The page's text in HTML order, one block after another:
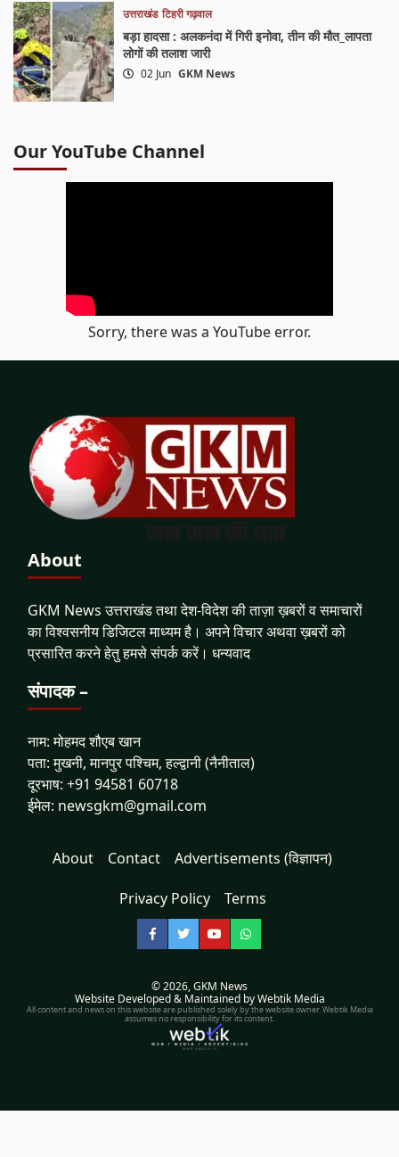
उत्तराखंड टिहरी गढ़वाल
बड़ा हादसा : अलकनंदा में गिरी इनोवा, तीन की मौत_लापता
लोगों की तलाश जारी
02 Jun GKM News
Our YouTube Channel
Sorry, there was a YouTube error.
About
GKM News उत्तराखंड तथा देश-विदेश की ताज़ा ख़बरों व समाचारों
का विश्वसनीय डिजिटल माध्यम है। अपने विचार अथवा ख़बरों को
प्रसारित करने हेतु हमसे संपर्क करें। धन्यवाद
संपादक –
नाम: मोहमद शौएब खान
पता: मुखनी, मानपुर पश्चिम, हल्द्वानी (नैनीताल)
दूरभाष: +91 94581 60718
ईमेल: newsgkm@gmail.com
About Contact Advertisements (विज्ञापन)
Privacy Policy Terms
Facebook
TwitterYouTubeWhatsApp
© 2026,GKM News
Website Developed & Maintained by Webtik Media
All content and news on this website are published solely by the website owner. Webtik Media
assumes no responsibility for its content.